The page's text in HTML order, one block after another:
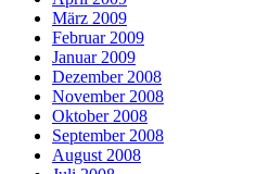
März 2009
Februar 2009
Januar 2009
Dezember 2008
November 2008
Oktober 2008
September 2008
August 2008